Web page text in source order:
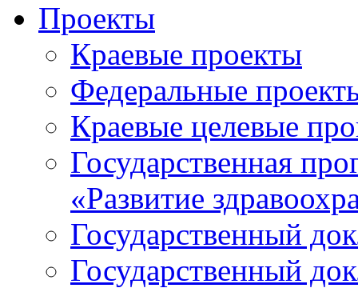
Проекты
Краевые проекты
Федеральные
Краевые целевые
Государственная
«Развитие
Государственный
Государственный